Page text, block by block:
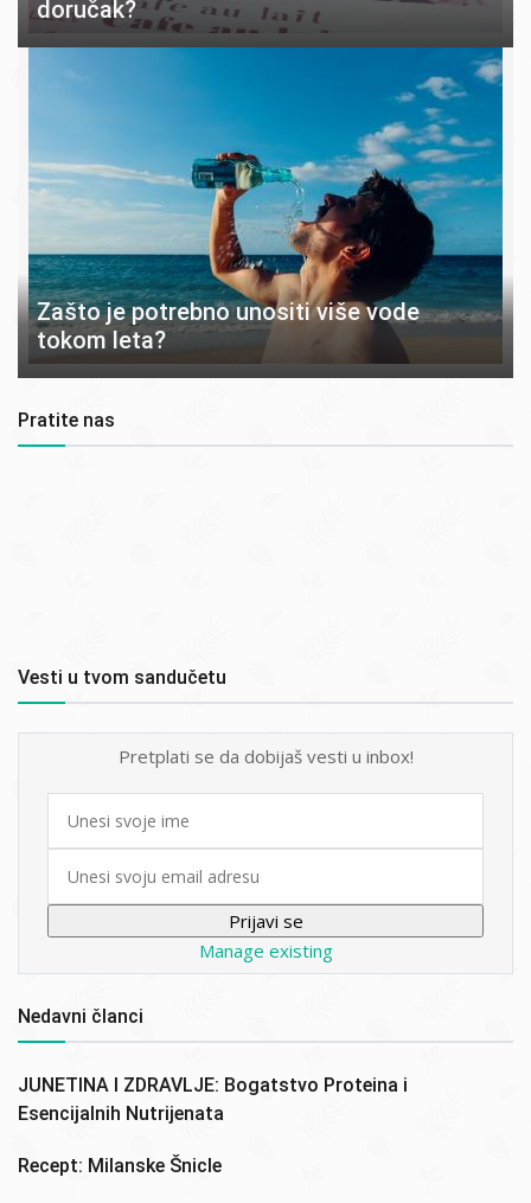
doručak?
Zašto je potrebno unositi više vode
tokom leta?
Pratite nas
Vesti u tvom sandučetu
Pretplati se da dobijaš vesti u inbox!
First
Manage existing
Nedavni članci
JUNETINA I ZDRAVLJE: Bogatstvo Proteina i
Esencijalnih Nutrijenata
Recept: Milanske Šnicle